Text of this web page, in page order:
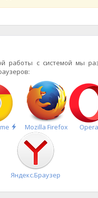
работы с системой мы
Быстрая
установка
Mozilla Firefox Opera
Яндекс.Браузер